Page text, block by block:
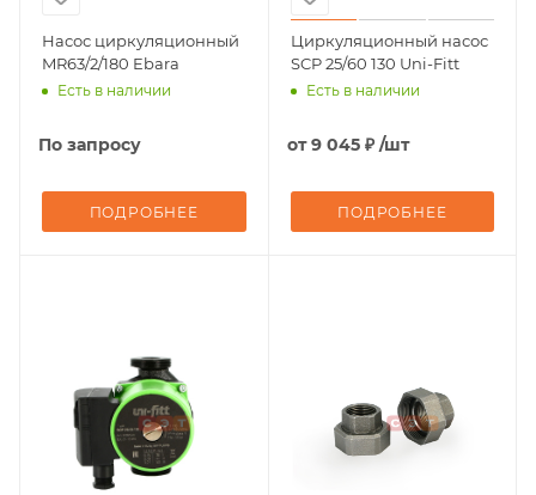
Насос циркуляционный
MR63/2/180 Ebara
Есть в наличии
По запросу
ПОДРОБНЕЕ
Циркуляционный насос
SCP 25/60 130 Uni-Fitt
Есть в наличии
от9 045 ₽ /шт
ПОДРОБНЕЕ